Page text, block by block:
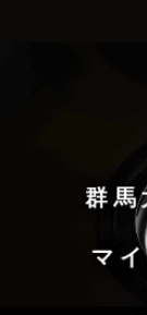
群馬
マ